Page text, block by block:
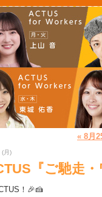
« 8月
(月)
『ご馳走・
！🎉🍰